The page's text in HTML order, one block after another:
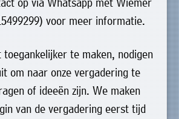
voor meer informatie.
te maken, nodigen
om naar onze vergadering te
of ideeën zijn. We maken
van de vergadering eerst tijd